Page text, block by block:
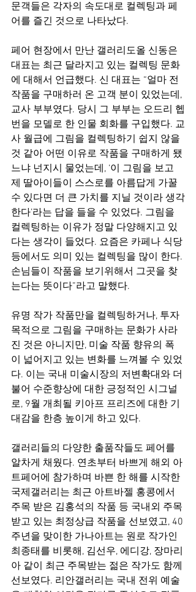
문객들은 각자의 속도대로 컬렉팅과 페
어를 즐긴 것으로 나타났다.
페어 현장에서 만난 갤러리도올 신동은
대표는 최근 달라지고 있는 컬렉팅 문화
에 대해서 언급했다. 신 대표는 “얼마 전
작품을 구매하러 온 고객 분이 있었는데,
교사 부부였다. 당시 그 부부는 오드리 헵
번을 모델로 한 인물 회화를 구입했다. 교
사 월급에 그림을 컬렉팅하기 쉽지 않을
것 같아 어떤 이유로 작품을 구매하게 됐
느냐 넌지시 물었는데, ‘이 그림을 보고
제 딸아이들이 스스로를 아름답게 가꿀
수 있다면 더 큰 가치를 지닐 것이라 생각
한다’라는 답을 들을 수 있었다. 그림을
컬렉팅하는 이유가 정말 다양해지고 있
다는 생각이 들었다. 요즘은 카페나 식당
등에서도 의미 있는 컬렉팅을 많이 한다.
손님들이 작품을 보기위해서 그곳을 찾
는다는 뜻이다”라고 말했다.
유명 작가 작품만을 컬렉팅하거나, 투자
목적으로 그림을 구매하는 문화가 사라
진 것은 아니지만, 미술 작품 향유의 폭
이 넓어지고 있는 변화를 느껴볼 수 있었
다. 이는 국내 미술시장의 저변확대와 더
불어 수준향상에 대한 긍정적인 시그널
로, 9월 개최될 키아프 프리즈에 대한 기
대감을 한층 높이게 하고 있다.
갤러리들의 다양한 출품작들도 페어를
알차게 채웠다. 연초부터 바쁘게 해외 아
트페어에 참가하며 바쁜 한 해를 시작한
국제갤러리는 최근 아트바젤 홍콩에서
주목 받은 김홍석의 작품 등 국내외 주목
받고 있는 최정상급 작품을 선보였고, 40
주년을 맞이한 가나아트는 원로 작가인
최종태를 비롯해, 김선우, 에디강, 장마리
아 같이 최근 주목받는 젊은 작가도 함께
선보였다. 리안갤러리는 국내 전위 예술